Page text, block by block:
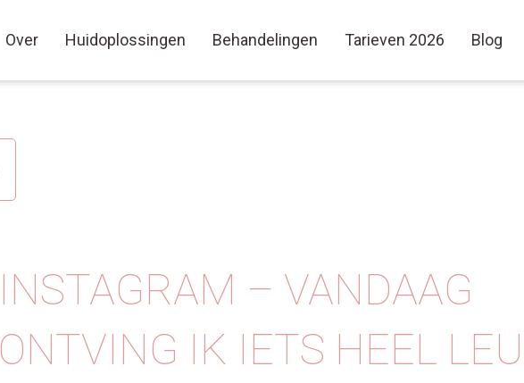
Over Huidoplossingen Behandelingen Tarieven 2026 Blog
INSTAGRAM – VANDAAG
ONTVING IK IETS HEEL